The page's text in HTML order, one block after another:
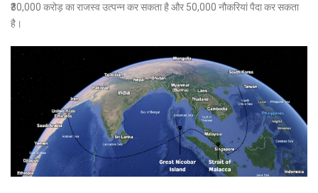
₹30,000 करोड़ का राजस्व उत्पन्न कर सकता है और 50,000 नौकरियां पैदा कर सकता
है।